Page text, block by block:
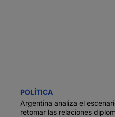
POLÍTICA
Argentina analiza el
retomar las relaciones